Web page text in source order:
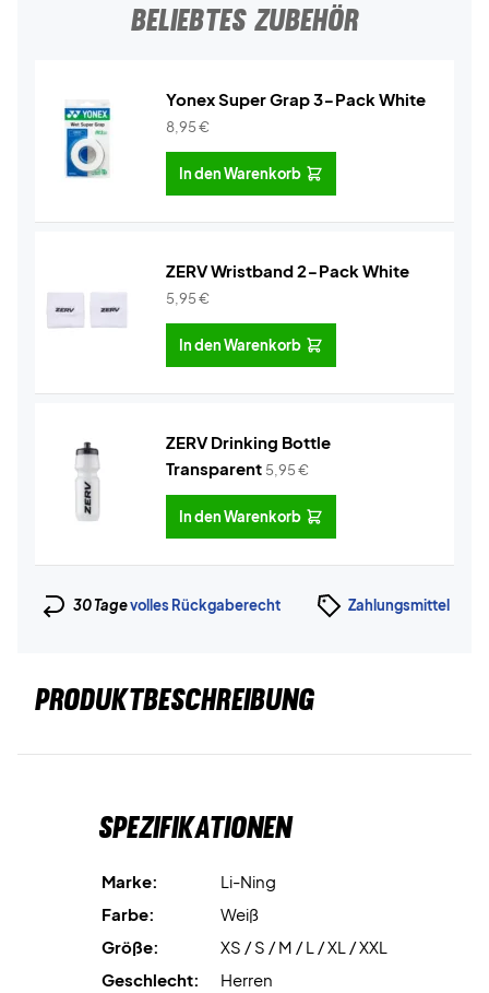
BELIEBTES ZUBEHÖR
Yonex Super Grap 3-Pack White
8,95€
In den Warenkorb
ZERV Wristband 2-Pack White
5,95€
In den Warenkorb
ZERV Drinking Bottle
Transparent 5,95€
In den Warenkorb
30 Tagevolles Rückgaberecht Zahlungsmittel
PRODUKTBESCHREIBUNG
Spezifikationen
Marke:
Li-Ning
Farbe:
Weiß
Größe:
XS / S / M / L / XL / XXL
Geschlecht:
Herren